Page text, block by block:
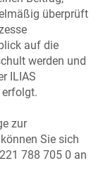
überprüft
auf die
werden und
ILIAS
zur
Sie sich
788 705 0 an